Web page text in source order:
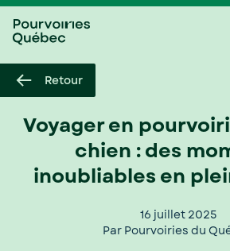
au
menu
au
contenu
Retour
Voyager en
chien : des
inoubliables en
16 juillet 2025
Par Pourvoiries du